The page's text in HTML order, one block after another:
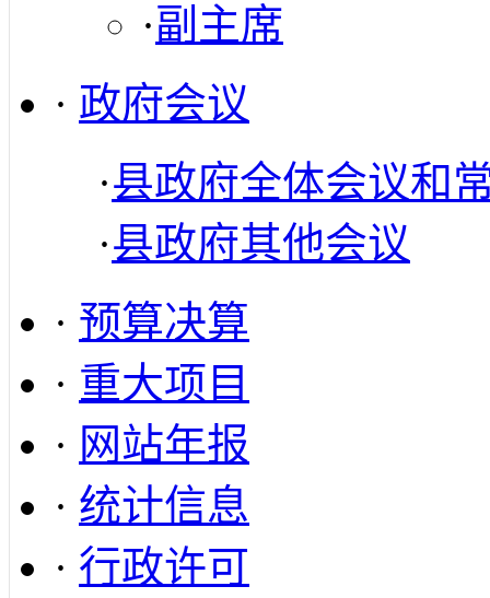
·副主席
· 政府会议
·县政府全体会议和
·县政府其他会议
· 预算决算
· 重大项目
· 网站年报
· 统计信息
· 行政许可